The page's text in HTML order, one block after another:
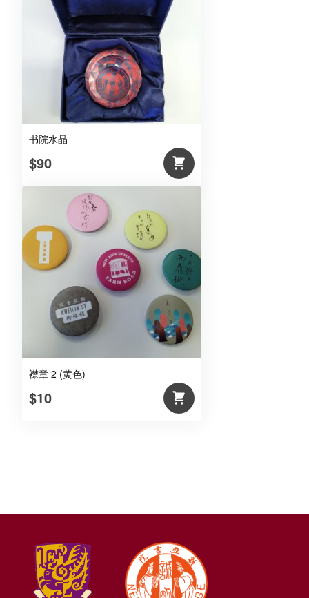
书院水晶
$90
襟章 2 (黄色)
$10